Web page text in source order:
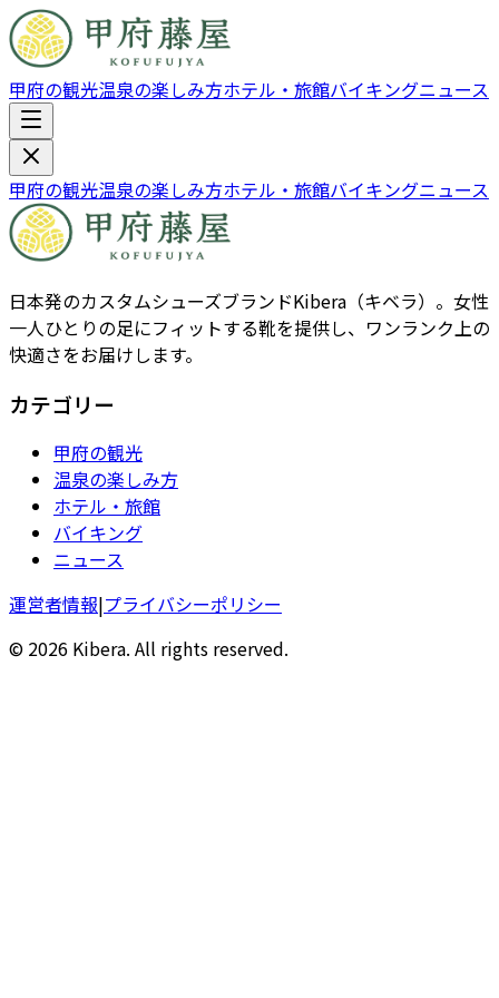
甲府の観光温泉の楽しみ方ホテル・旅館バイキングニュース
甲府の観光温泉の楽しみ方ホテル・旅館バイキングニュース
日本発のカスタムシューズブランドKibera（キベラ）。女性
一人ひとりの足にフィットする靴を提供し、ワンランク上の
快適さをお届けします。
カテゴリー
甲府の観光
温泉の楽しみ方
ホテル・旅館
バイキング
ニュース
運営者情報|プライバシーポリシー
© 2026 Kibera. All rights reserved.